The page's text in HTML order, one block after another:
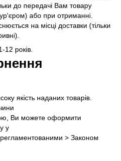
до передачі Вам товару
або при отриманні.
на місці доставки (тільки
років.
якість наданих товарів.
Ви можете оформити
у
регламентованими > Законом